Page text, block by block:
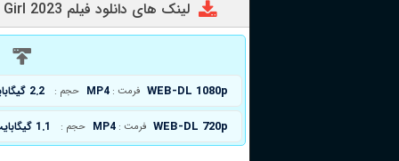
لینک های دانلود فیلم A Very Good Girl 2023
WEB-DL 1080p فرمت : MP4 حجم : 2.2 گیگابایت
WEB-DL 720p فرمت : MP4 حجم : 1.1 گیگابایت